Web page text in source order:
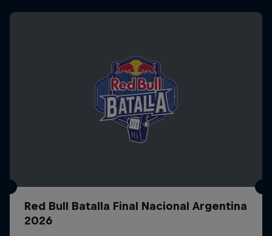
Red Bull Batalla Final Nacional Argentina
2026